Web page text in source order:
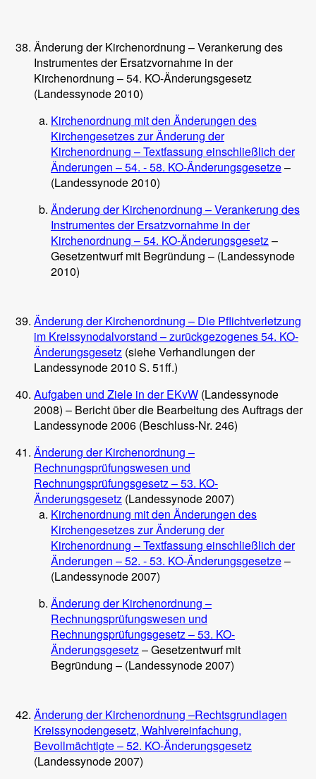
Änderung der Kirchenordnung – Verankerung des
Instrumentes der Ersatzvornahme in der
Kirchenordnung – 54. KO-Änderungsgesetz
(Landessynode 2010)
Kirchenordnung mit den Änderungen des
Kirchengesetzes zur Änderung der
Kirchenordnung – Textfassung einschließlich der
Änderungen – 54. - 58. KO-Änderungsgesetze–
(Landessynode 2010)
Änderung der Kirchenordnung – Verankerung des
Instrumentes der Ersatzvornahme in der
Kirchenordnung – 54. KO-Änderungsgesetz–
Gesetzentwurf mit Begründung – (Landessynode
2010)
Änderung der Kirchenordnung – Die Pflichtverletzung
im Kreissynodalvorstand – zurückgezogenes 54. KO-
Änderungsgesetz (siehe Verhandlungen der
Landessynode 2010 S. 51ff.)
Aufgaben und Ziele in der EKvW (Landessynode
2008) – Bericht über die Bearbeitung des Auftrags der
Landessynode 2006 (Beschluss-Nr. 246)
Änderung der Kirchenordnung –
Rechnungsprüfungswesen und
Rechnungsprüfungsgesetz – 53. KO-
Änderungsgesetz (Landessynode 2007)
Kirchenordnung mit den Änderungen des
Kirchengesetzes zur Änderung der
Kirchenordnung – Textfassung einschließlich der
Änderungen – 52. - 53. KO-Änderungsgesetze–
(Landessynode 2007)
Änderung der Kirchenordnung –
Rechnungsprüfungswesen und
Rechnungsprüfungsgesetz – 53. KO-
Änderungsgesetz– Gesetzentwurf mit
Begründung – (Landessynode 2007)
Änderung der Kirchenordnung –Rechtsgrundlagen
Kreissynodengesetz, Wahlvereinfachung,
Bevollmächtigte – 52. KO-Änderungsgesetz
(Landessynode 2007)